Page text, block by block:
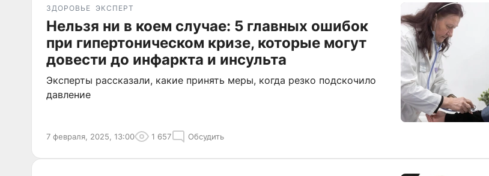
ЗДОРОВЬЕ ЭКСПЕРТ
Нельзя ни в коем случае: 5 главных ошибок
при гипертоническом кризе, которые могут
довести до инфаркта и инсульта
Эксперты рассказали, какие принять меры, когда резко подскочило
давление
7 февраля, 2025, 13:00 1 657 Обсудить